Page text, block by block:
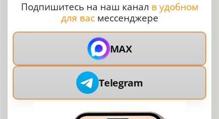
Подпишитесь на наш канал в удобном
для васмессенджере
MAX
Telegram